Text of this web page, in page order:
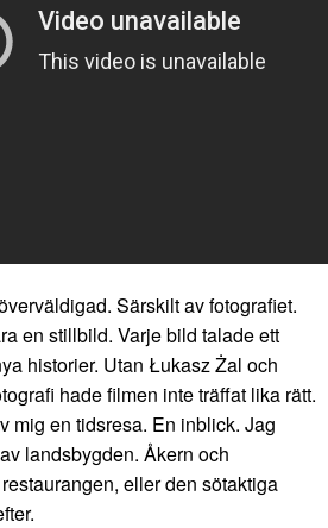
Särskilt av fotografiet.
en stillbild. Varje bild talade ett
historier. Utan Łukasz Żal och
hade filmen inte träffat lika rätt.
mig en tidsresa. En inblick. Jag
landsbygden. Åkern och
eller den sötaktiga